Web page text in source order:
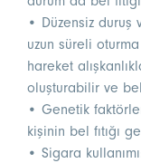
• Düzensiz duruş
uzun süreli
hareket
oluşturabilir ve bel
• Genetik
kişinin bel fıtığı
• Sigara